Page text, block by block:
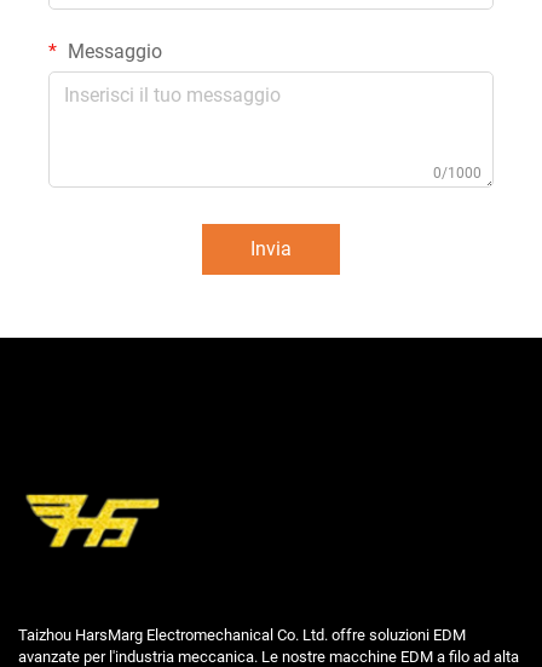
Messaggio
0/1000
Invia
Taizhou HarsMarg Electromechanical Co. Ltd. offre soluzioni EDM
avanzate per l'industria meccanica. Le nostre macchine EDM a filo ad alta